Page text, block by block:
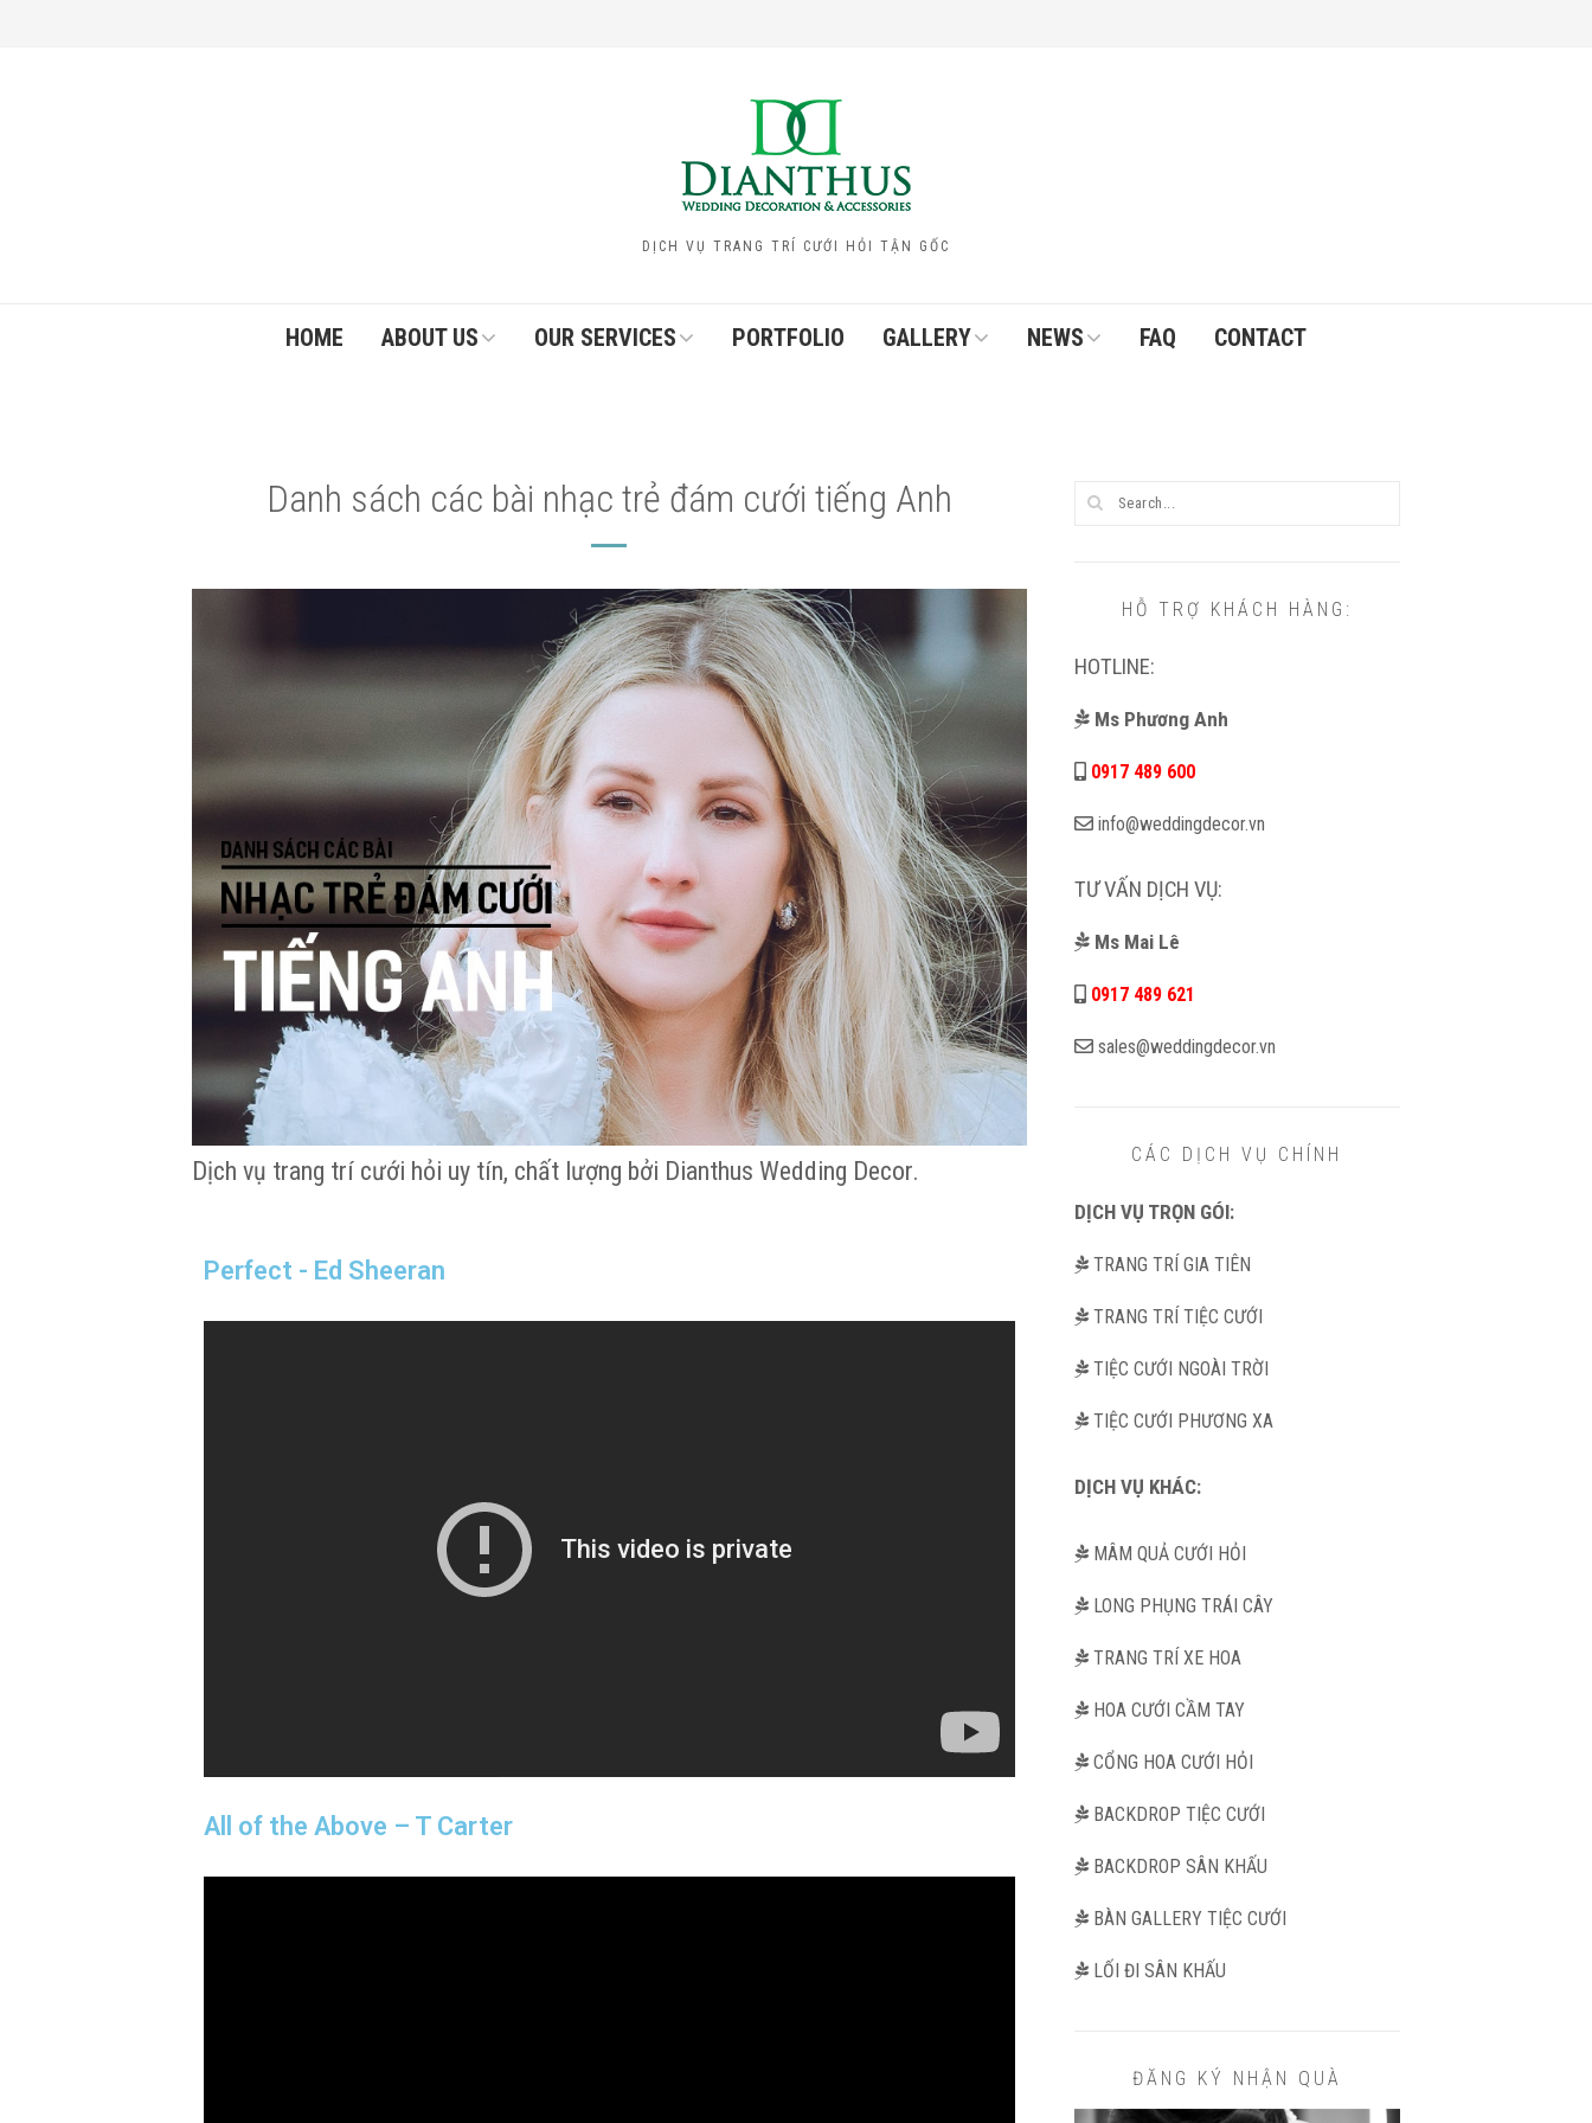
DỊCH VỤ TRANG TRÍ CƯỚI HỎI TẬN GỐC
HOME ABOUT US OUR SERVICES PORTFOLIO GALLERY NEWS FAQ CONTACT
Danh sách các bài nhạc trẻ đám cưới tiếng Anh
Dịch vụ trang trí cưới hỏi uy tín, chất lượng bởi Dianthus Wedding Decor.
Perfect - Ed Sheeran
All of the Above – T Carter
HỖ TRỢ KHÁCH HÀNG:
HOTLINE:
Ms Phương Anh
0917 489 600
info@weddingdecor.vn
TƯ VẤN DỊCH VỤ:
Ms Mai Lê
0917 489 621
sales@weddingdecor.vn
CÁC DỊCH VỤ CHÍNH
DỊCH VỤ TRỌN GÓI:
TRANG TRÍ GIA TIÊN
TRANG TRÍ TIỆC CƯỚI
TIỆC CƯỚI NGOÀI TRỜI
TIỆC CƯỚI PHƯƠNG XA
DỊCH VỤ KHÁC:
MÂM QUẢ CƯỚI HỎI
LONG PHỤNG TRÁI CÂY
TRANG TRÍ XE HOA
HOA CƯỚI CẦM TAY
CỔNG HOA CƯỚI HỎI
BACKDROP TIỆC CƯỚI
BACKDROP SÂN KHẤU
BÀN GALLERY TIỆC CƯỚI
LỐI ĐI SÂN KHẤU
ĐĂNG KÝ NHẬN QUÀ